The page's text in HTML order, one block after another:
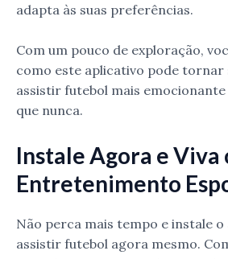
adapta às suas preferências.
Com um pouco de exploração,
como este aplicativo pode tornar
assistir futebol mais
que nunca.
Instale Agora e Viva
Entretenimento
Não perca mais tempo e instale
assistir futebol agora mesmo.